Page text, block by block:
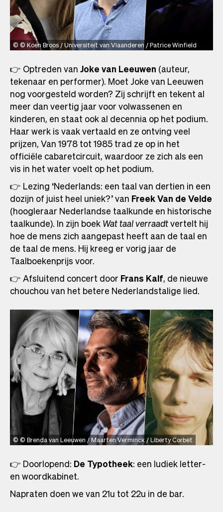
© Koen Broos / Universiteit van Vlaanderen / Patrice Winfield
👉 Optreden vanJoke van Leeuwen (auteur,
tekenaar en performer). Moet Joke van Leeuwen
nog voorgesteld worden? Zij schrijft en tekent al
meer dan veertig jaar voor volwassenen en
kinderen, en staat ook al decennia op het podium.
Haar werk is vaak vertaald en ze ontving veel
prijzen, Van 1978 tot 1985 trad ze op in het
officiële cabaretcircuit, waardoor ze zich als een
vis in het water voelt op het podium.
👉 Lezing ‘Nederlands: een taal van dertien in een
dozijn of juist heel uniek?’ van Freek Van de Velde
(hoogleraar Nederlandse taalkunde en historische
taalkunde). In zijn boekWat taal verraadtvertelt hij
hoe de mens zich aangepast heeft aan de taal en
de taal de mens. Hij kreeg er vorig jaar de
Taalboekenprijs voor.
👉 Afsluitend concert door Frans Kalf, de nieuwe
chouchou van het betere Nederlandstalige lied.
© Brenda van Leeuwen / Maarten Verminck / Liberty Corbet
👉 Doorlopend: De Typotheek: een ludiek letter-
en woordkabinet.
Napraten doen we van 21u tot 22u in de bar.